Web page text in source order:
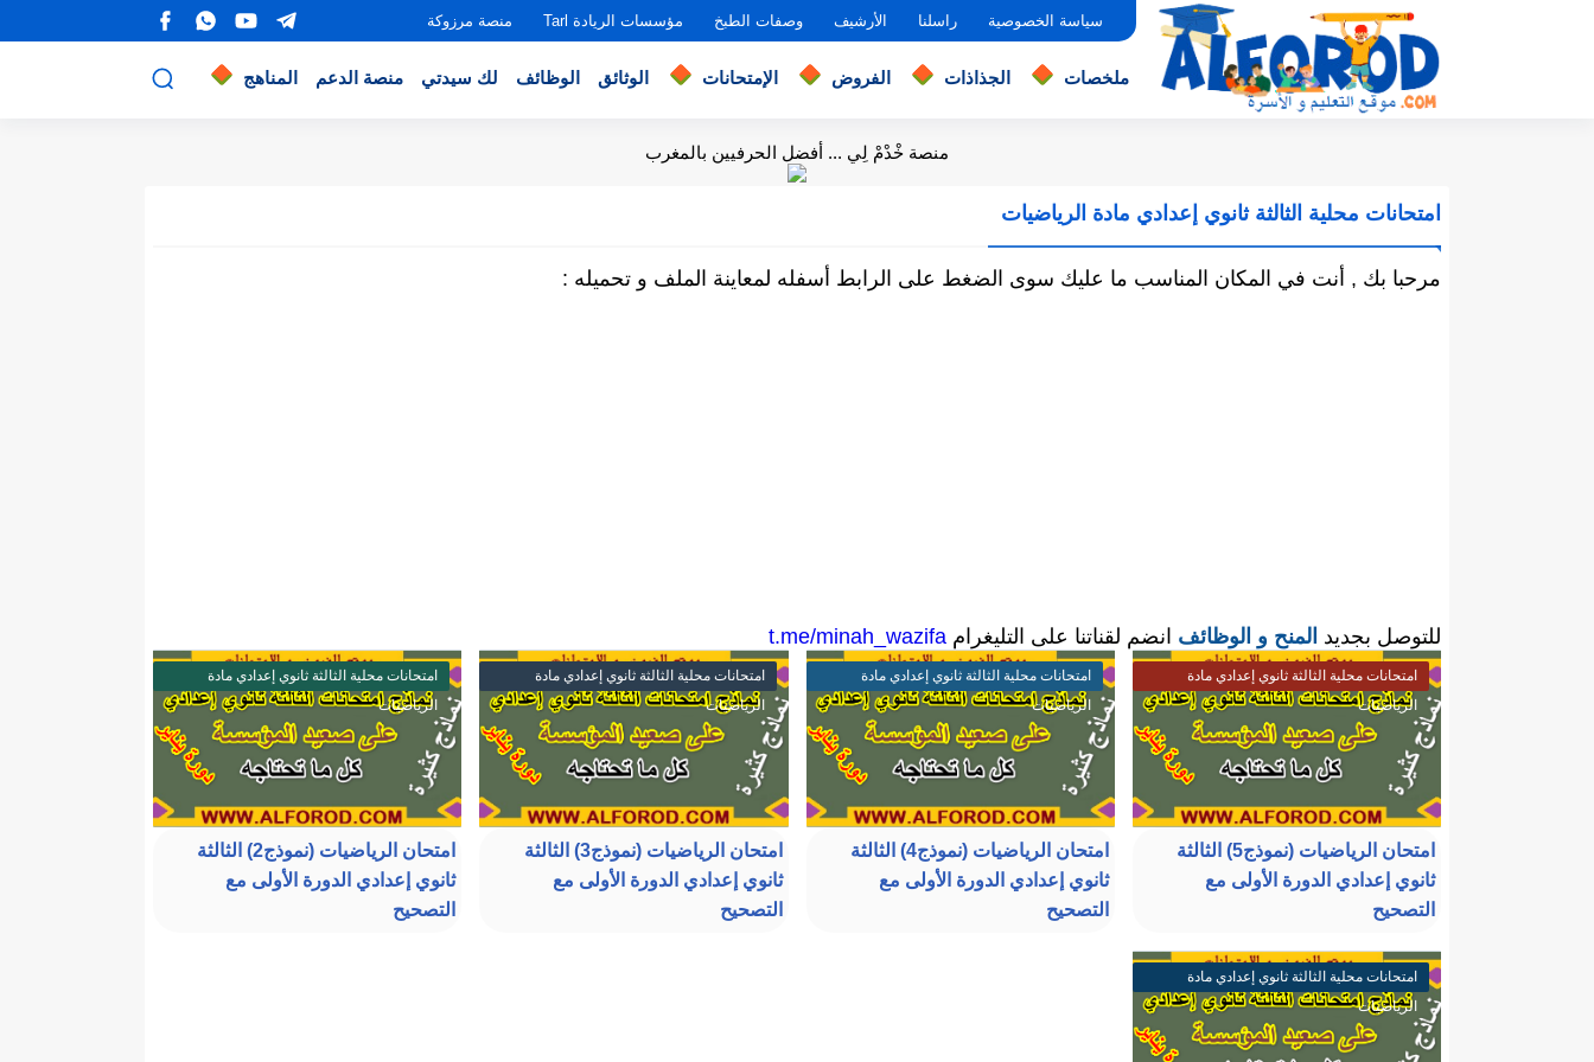
سياسة الخصوصية راسلنا الأرشيف وصفات الطبخ مؤسسات الريادة Tarl منصة مرزوكة
ملخصات الجذاذات الفروض الإمتحانات الوثائق الوظائف لك سيدتي منصة الدعم المناهج
منصة خْدْمْ لِي ... أفضل الحرفيين بالمغرب
امتحانات محلية الثالثة ثانوي إعدادي مادة الرياضيات
مرحبا بك , أنت في المكان المناسب ما عليك سوى الضغط على الرابط أسفله لمعاينة الملف و تحميله :
للتوصل بجديد المنح و الوظائف انضم لقناتنا على التليغرام t.me/minah_wazifa
امتحانات محلية الثالثة ثانوي إعدادي مادة
الرياضيات
امتحان الرياضيات (نموذج5) الثالثة
ثانوي إعدادي الدورة الأولى مع
التصحيح
امتحانات محلية الثالثة ثانوي إعدادي مادة
الرياضيات
امتحان الرياضيات (نموذج4) الثالثة
ثانوي إعدادي الدورة الأولى مع
التصحيح
امتحانات محلية الثالثة ثانوي إعدادي مادة
الرياضيات
امتحان الرياضيات (نموذج3) الثالثة
ثانوي إعدادي الدورة الأولى مع
التصحيح
امتحانات محلية الثالثة ثانوي إعدادي مادة
الرياضيات
امتحان الرياضيات (نموذج2) الثالثة
ثانوي إعدادي الدورة الأولى مع
التصحيح
امتحانات محلية الثالثة ثانوي إعدادي مادة
الرياضيات